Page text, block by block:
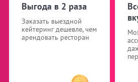
Выгода в 2 раза
Заказать выездной
кейтеринг дешевле, чем
арендовать ресторан